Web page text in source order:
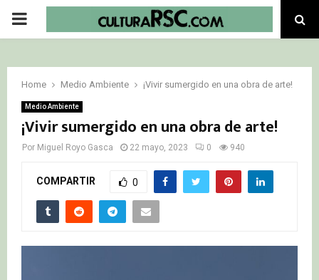
PRIMARY
Home Medio Ambiente ¡Vivir sumergido en una obra de arte!
Medio Ambiente
¡Vivir sumergido en una obra de arte!
Por Miguel Royo Gasca 22 mayo, 2023 0 940
COMPARTIR 0